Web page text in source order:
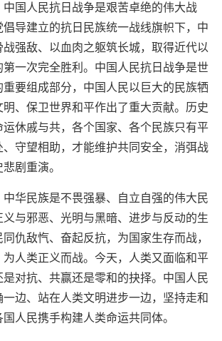
中国人民抗日战争是艰苦卓绝的伟大战
导建立的抗日民族统一战线旗帜下，中
战强敌、以血肉之躯筑长城，取得近代以
第一次完全胜利。中国人民抗日战争是世
要组成部分，中国人民以巨大的民族牺
、保卫世界和平作出了重大贡献。历史
休戚与共，各个国家、各个民族只有平
守望相助，才能维护共同安全，消弭战
剧重演。
中华民族是不畏强暴、自立自强的伟大民
与邪恶、光明与黑暗、进步与反动的生
仇敌忾、奋起反抗，为国家生存而战，
为人类正义而战。今天，人类又面临和平
对抗、共赢还是零和的抉择。中国人民
边、站在人类文明进步一边，坚持走和
人民携手构建人类命运共同体。